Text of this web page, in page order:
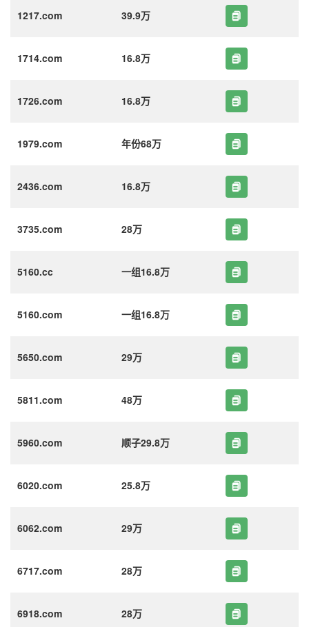
1217.com 39.9万
1714.com 16.8万
1726.com 16.8万
1979.com 年份68万
2436.com 16.8万
3735.com 28万
5160.cc 一组16.8万
5160.com 一组16.8万
5650.com 29万
5811.com 48万
5960.com 顺子29.8万
6020.com 25.8万
6062.com 29万
6717.com 28万
6918.com 28万